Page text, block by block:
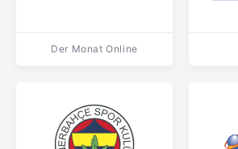
Der Monat Online